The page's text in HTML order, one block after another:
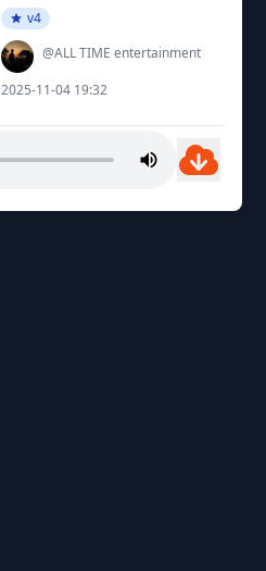
v4
@ALL TIME entertainment
2025-11-04 19:32